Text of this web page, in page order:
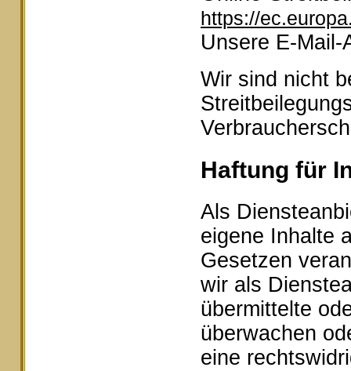
https://
Unsere E-
Wir sind nicht
Haftung für
Als
eigene Inhalte
Gesetzen
wir als
übermittelte
überwachen
eine